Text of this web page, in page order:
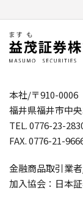
本社/〒910-0006
福井県福井市中
TEL. 0776-23-
FAX. 0776-21-
金融商品取引業
加入協会：日本